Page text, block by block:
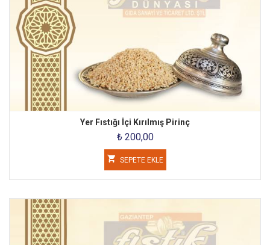
Yer Fıstığı İçi Kırılmış Pirinç
₺ 200,00
SEPETE EKLE